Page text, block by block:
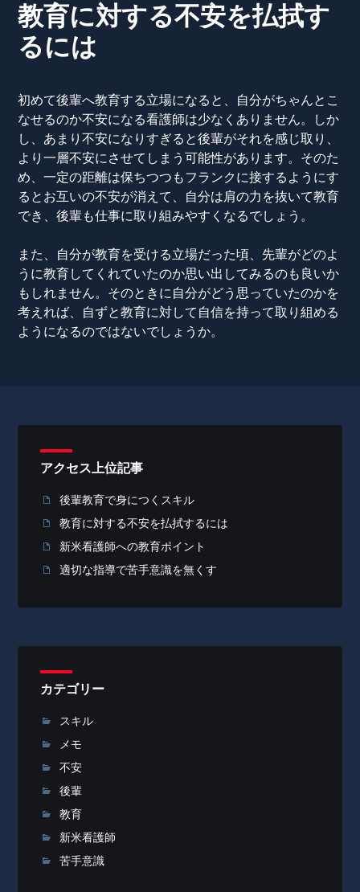
教育に対する不安を払拭す
るには
初めて後輩へ教育する立場になると、自分がちゃんとこ
なせるのか不安になる看護師は少なくありません。しか
し、あまり不安になりすぎると後輩がそれを感じ取り、
より一層不安にさせてしまう可能性があります。そのた
め、一定の距離は保ちつつもフランクに接するようにす
るとお互いの不安が消えて、自分は肩の力を抜いて教育
でき、後輩も仕事に取り組みやすくなるでしょう。
また、自分が教育を受ける立場だった頃、先輩がどのよ
うに教育してくれていたのか思い出してみるのも良いか
もしれません。そのときに自分がどう思っていたのかを
考えれば、自ずと教育に対して自信を持って取り組める
ようになるのではないでしょうか。
アクセス上位記事
後輩教育で身につくスキル
教育に対する不安を払拭するには
新米看護師への教育ポイント
適切な指導で苦手意識を無くす
カテゴリー
スキル
メモ
不安
後輩
教育
新米看護師
苦手意識